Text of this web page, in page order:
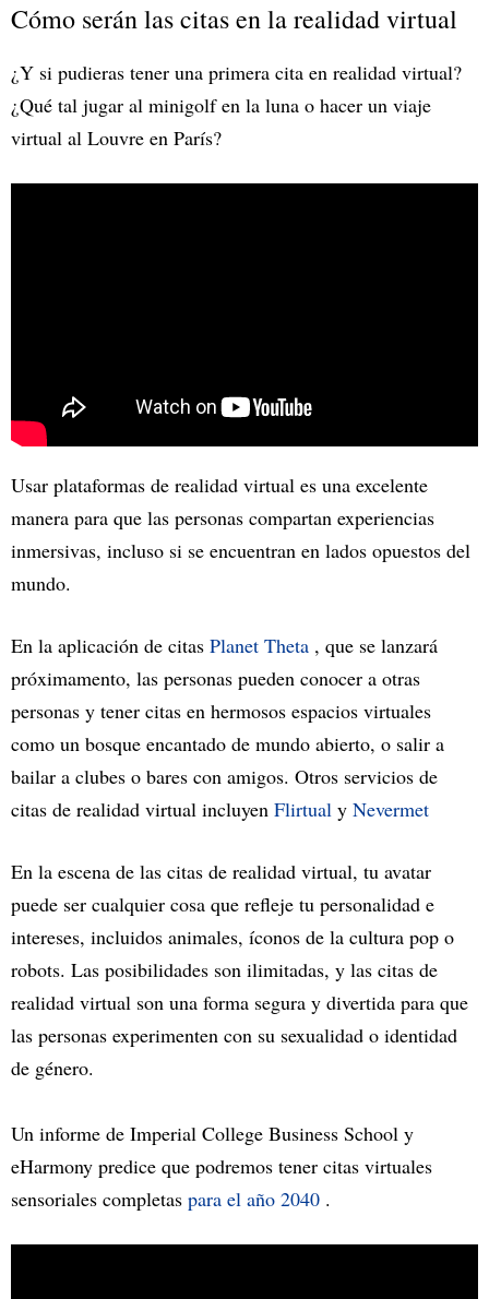
Cómo serán las citas en la realidad virtual
¿Y si pudieras tener una primera cita en realidad virtual?
¿Qué tal jugar al minigolf en la luna o hacer un viaje
virtual al Louvre en París?
Usar plataformas de realidad virtual es una excelente
manera para que las personas compartan experiencias
inmersivas, incluso si se encuentran en lados opuestos del
mundo.
En la aplicación de citas Planet Theta , que se lanzará
próximamento, las personas pueden conocer a otras
personas y tener citas en hermosos espacios virtuales
como un bosque encantado de mundo abierto, o salir a
bailar a clubes o bares con amigos. Otros servicios de
citas de realidad virtual incluyen Flirtual y Nevermet
En la escena de las citas de realidad virtual, tu avatar
puede ser cualquier cosa que refleje tu personalidad e
intereses, incluidos animales, íconos de la cultura pop o
robots. Las posibilidades son ilimitadas, y las citas de
realidad virtual son una forma segura y divertida para que
las personas experimenten con su sexualidad o identidad
de género.
Un informe de Imperial College Business School y
eHarmony predice que podremos tener citas virtuales
sensoriales completas para el año 2040 .